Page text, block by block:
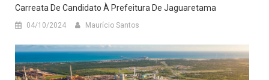
Carreata De Candidato À Prefeitura De Jaguaretama
04/10/2024 Maurício Santos